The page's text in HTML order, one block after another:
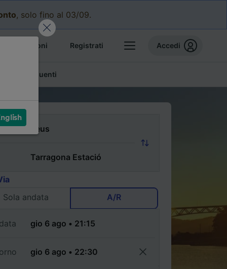
, solo fino al 03/09.
prenotazioni Registrati Accedi
frequenti
Sola andata
A/R